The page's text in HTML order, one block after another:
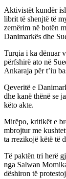
Aktivistët kundër
librit të shenjtë të
zemërim në botën
Danimarkës dhe
Turqia i ka dënuar
përfshirë ato në
Ankaraja për t’iu
Qeveritë e
dhe kanë thënë se
këto akte.
Mirëpo, kritikët e
mbrojtur me
ta rrezikojë këtë të
Të paktën tri herë
nga Salwan
dëshiron të